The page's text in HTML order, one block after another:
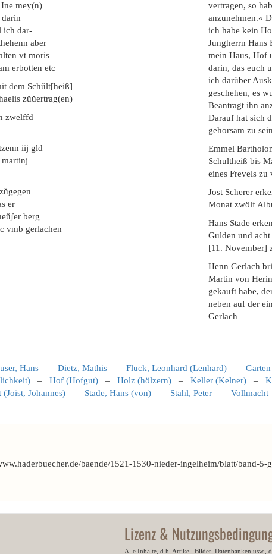
Ine mey(n)
ich dar-
aber
vt moris
erbotten etc
dem Schŭlt[heiß]
zŭŭertrag(en)
zwelffd
iij gld
martinj
er
berg
vmb gerlachen
vertragen, so
anzunehmen.«
ich habe kein
Jungherrn Hans
mein Haus, Hof
darin, das euch
ich darüber
geschehen, es
Beantragt ihn
Darauf hat sich
gehorsam zu
Emmel
Schultheiß bis
eines Frevels zu
Jost Scherer
Monat zwölf
Hans Stade
Gulden und
[11. November]
Henn Gerlach
Martin von
gekauft habe,
neben auf der
Gerlach
Hans – Dietz, Mathis – Fluck, Leonhard (Lenhard) – Garten
– Hof (Hofgut) – Holz (hölzern) – Keller (Kelner) –
(Joist, Johannes) – Stade, Hans (von) – Stahl, Peter – Vollmacht
baende/1521-1530-nieder-ingelheim/blatt/band-5-
Lizenz &
Alle Inhalte, d.h. Artikel, Bilder, Datenbanken usw.,